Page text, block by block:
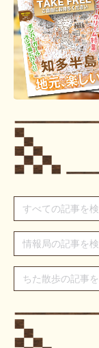
Search
for:
Search
for:
Search
for: